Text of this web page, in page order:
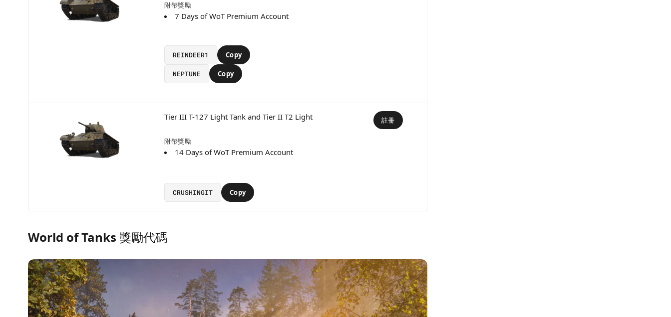
附帶獎勵
7 Days of WoT Premium Account
REINDEER1 Copy
NEPTUNE Copy
Tier III T-127 Light Tank and Tier II T2 Light
附帶獎勵
14 Days of WoT Premium Account
CRUSHINGIT Copy
註冊
World of Tanks 獎勵代碼